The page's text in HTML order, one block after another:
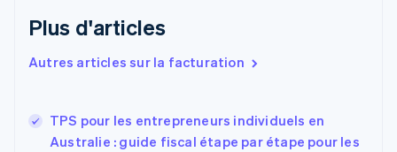
Plus d'articles
Autres articles sur la facturation
TPS pour les entrepreneurs individuels en
Australie : guide fiscal étape par étape pour les
Danemark
English
Émirats arabes unis
EspañolEnglish
Estonie